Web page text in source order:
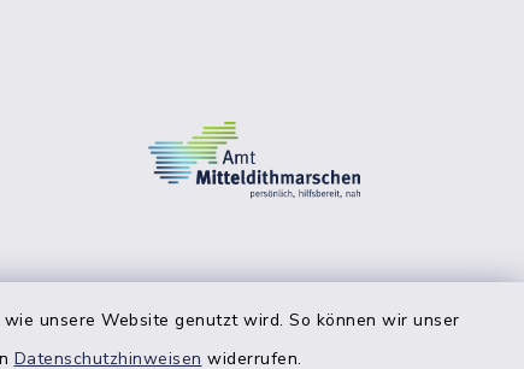
unsere Website genutzt wird. So können wir unser
Datenschutzhinweisen widerrufen.